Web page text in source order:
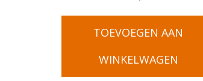
TOEVOEGEN AAN
WINKELWAGEN